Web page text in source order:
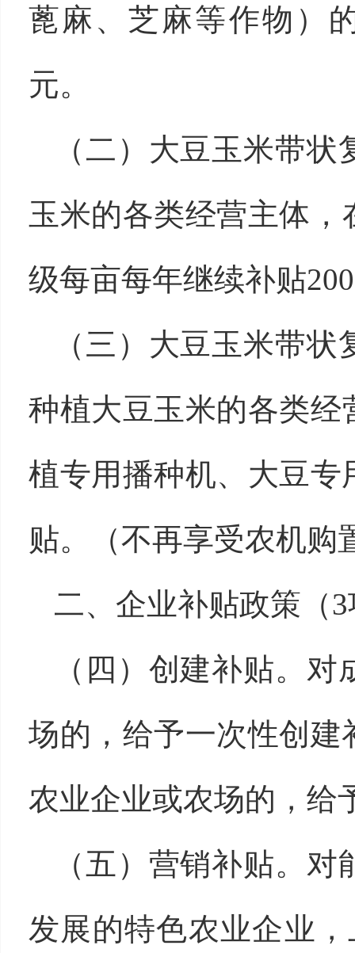
蓖麻、芝麻等作物）
元。
（二）大豆玉米带
玉米的各类经营主体
级每亩每年继续补贴
（三）大豆玉米带
种植大豆玉米的各类
植专用播种机、大豆专
贴。（不再享受农机购
二、企业补贴政策（
（四）创建补贴。
场的，给予一次性创建
农业企业或农场的，给
（五）营销补贴。
发展的特色农业企业